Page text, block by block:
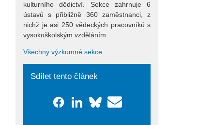
kulturního dědictví. Sekce zahrnuje 6
ústavů s přibližně 360 zaměstnanci, z
nichž je asi 250 vědeckých pracovníků s
vysokoškolským vzděláním.
Všechny výzkumné sekce
Sdílet tento článek